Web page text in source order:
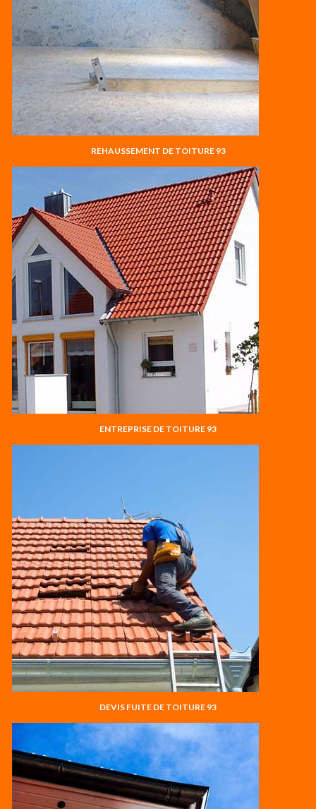
REHAUSSEMENT DE TOITURE 93
ENTREPRISE DE TOITURE 93
DEVIS FUITE DE TOITURE 93